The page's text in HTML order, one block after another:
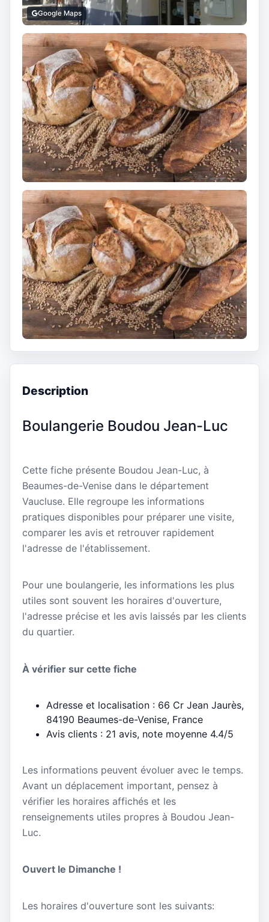
Google Maps
Description
Boulangerie Boudou Jean-Luc
Cette fiche présente Boudou Jean-Luc, à
Beaumes-de-Venise dans le département
Vaucluse. Elle regroupe les informations
pratiques disponibles pour préparer une visite,
comparer les avis et retrouver rapidement
l'adresse de l'établissement.
Pour une boulangerie, les informations les plus
utiles sont souvent les horaires d'ouverture,
l'adresse précise et les avis laissés par les clients
du quartier.
À vérifier sur cette fiche
Adresse et localisation : 66 Cr Jean Jaurès,
84190 Beaumes-de-Venise, France
Avis clients : 21 avis, note moyenne 4.4/5
Les informations peuvent évoluer avec le temps.
Avant un déplacement important, pensez à
vérifier les horaires affichés et les
renseignements utiles propres à Boudou Jean-
Luc.
Ouvert le Dimanche !
Les horaires d'ouverture sont les suivants: